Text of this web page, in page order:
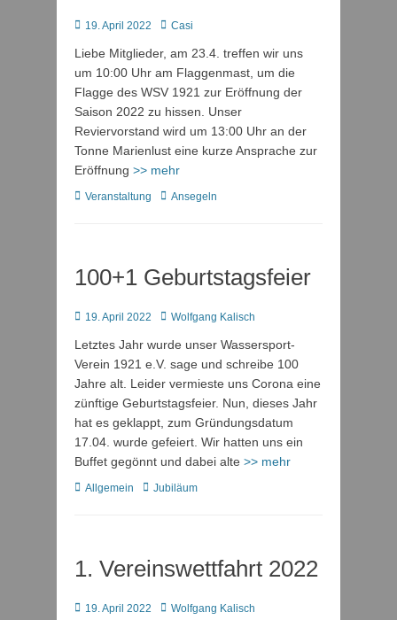
Posted
19. April 2022 Autor
Casi
Liebe Mitglieder, am 23.4. treffen wir uns
um 10:00 Uhr am Flaggenmast, um die
Flagge des WSV 1921 zur Eröffnung der
Saison 2022 zu hissen. Unser
Reviervorstand wird um 13:00 Uhr an der
Tonne Marienlust eine kurze Ansprache zur
Eröffnung >> mehr
Kategorien
Veranstaltung Schlagworte
Ansegeln
100+1 Geburtstagsfeier
Posted
19. April 2022 Autor
Wolfgang Kalisch
Letztes Jahr wurde unser Wassersport-
Verein 1921 e.V. sage und schreibe 100
Jahre alt. Leider vermieste uns Corona eine
zünftige Geburtstagsfeier. Nun, dieses Jahr
hat es geklappt, zum Gründungsdatum
17.04. wurde gefeiert. Wir hatten uns ein
Buffet gegönnt und dabei alte >> mehr
Kategorien
Allgemein Schlagworte
Jubiläum
1. Vereinswettfahrt 2022
Posted
19. April 2022 Autor
Wolfgang Kalisch